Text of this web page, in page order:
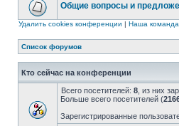
Общие вопросы и
Удалить cookies конференции | Наша команда
Список форумов
Кто сейчас на конференции
Всего посетителей: 8 , из них
Больше всего посетителей (
Зарегистрированные